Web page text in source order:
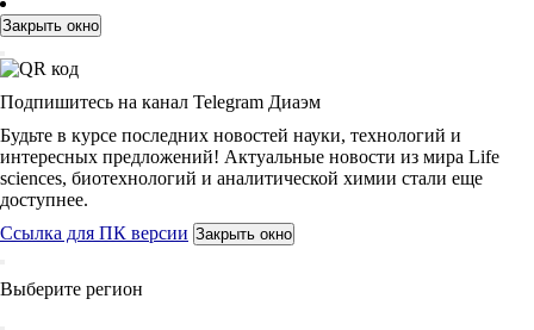
Закрыть окно
Подпишитесь на канал Telegram Диаэм
Будьте в курсе последних новостей науки, технологий и
интересных предложений! Актуальные новости из мира Life
sciences, биотехнологий и аналитической химии стали еще
доступнее.
Ссылка для ПК версии Закрыть окно
Выберите регион